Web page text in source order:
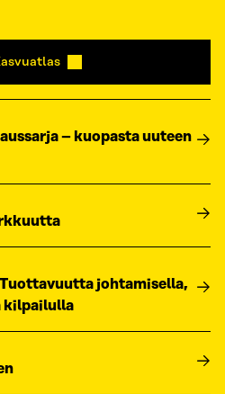
– kuopasta uuteen
johtamisella,
kilpailulla